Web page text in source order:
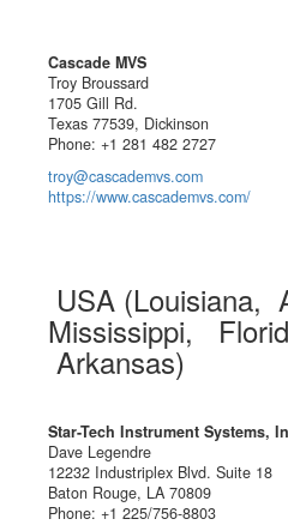
Cascade MVS
Troy Broussard
1705 Gill Rd.
Texas 77539, Dickinson
Phone: +1 281 482 2727
troy@cascademvs.com
https://www.cascademvs.com/
USA (Louisiana,
Mississippi,
Arkansas)
Star-Tech Instrument Systems,
Dave Legendre
12232 Industriplex Blvd. Suite 18
Baton Rouge, LA 70809
Phone: +1 225/756-8803